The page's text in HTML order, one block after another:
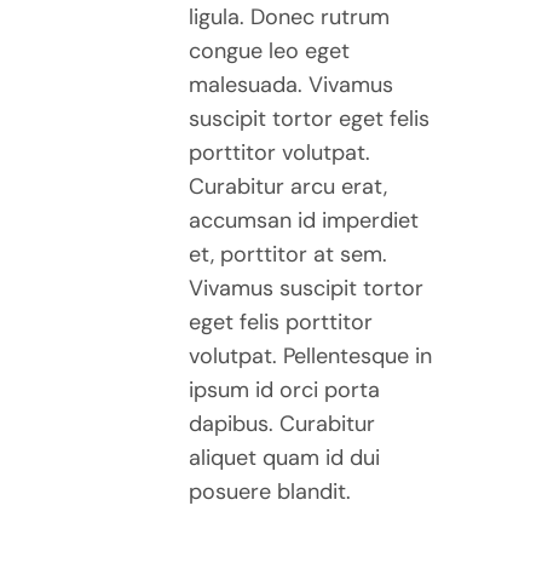
ligula. Donec rutrum
congue leo eget
malesuada. Vivamus
suscipit tortor eget felis
porttitor volutpat.
Curabitur arcu erat,
accumsan id imperdiet
et, porttitor at sem.
Vivamus suscipit tortor
eget felis porttitor
volutpat. Pellentesque in
ipsum id orci porta
dapibus. Curabitur
aliquet quam id dui
posuere blandit.